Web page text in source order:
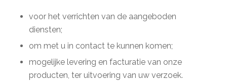
voor het verrichten van de aangeboden
diensten;
om met u in contact te kunnen komen;
mogelijke levering en facturatie van onze
producten, ter uitvoering van uw verzoek.